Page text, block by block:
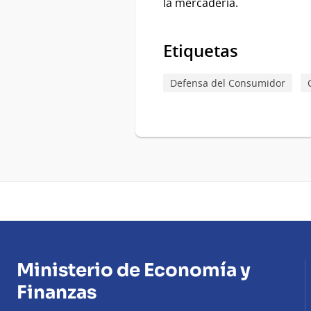
Etiquetas
Defensa del Consumidor
Ministerio de Economía y
Finanzas